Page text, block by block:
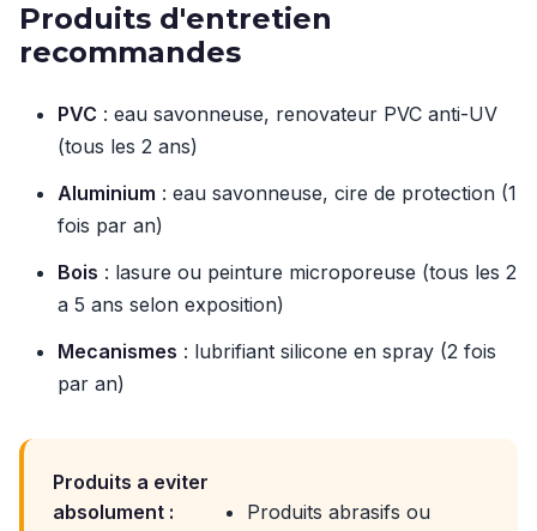
Produits d'entretien
recommandes
PVC : eau savonneuse, renovateur PVC anti-UV
(tous les 2 ans)
Aluminium : eau savonneuse, cire de protection (1
fois par an)
Bois : lasure ou peinture microporeuse (tous les 2
a 5 ans selon exposition)
Mecanismes : lubrifiant silicone en spray (2 fois
par an)
Produits a eviter
absolument :
Produits abrasifs ou